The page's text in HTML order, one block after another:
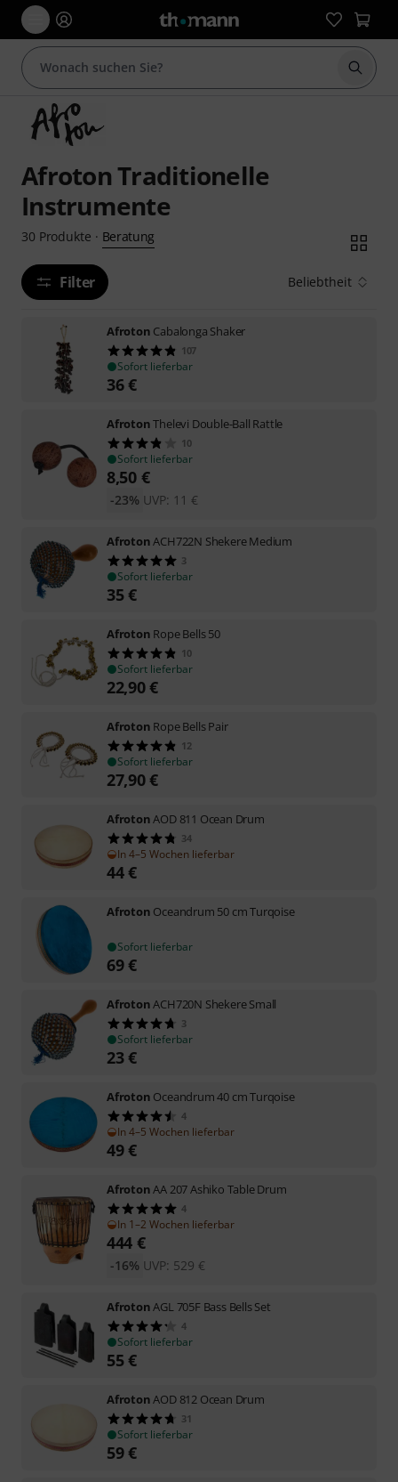
Suche
Afroton Traditionelle
Instrumente
30 Produkte · Beratung
Filter Beliebtheit
Afroton Cabalonga Shaker
107
Sofort lieferbar
36€
AfrotonThelevi Double-Ball Rattle
10
Sofort lieferbar
8,50 €
UVP: 11 €
-23%
AfrotonACH722N Shekere Medium
3
Sofort lieferbar
35€
Afroton Rope Bells 50
10
Sofort lieferbar
22,90€
Afroton Rope Bells Pair
12
Sofort lieferbar
27,90€
AfrotonAOD 811 Ocean Drum
34
In 4–5 Wochen lieferbar
44€
Afroton Oceandrum 50 cm Turqoise
Sofort lieferbar
69€
AfrotonACH720N Shekere Small
3
Sofort lieferbar
23€
Afroton Oceandrum 40 cm Turqoise
4
In 4–5 Wochen lieferbar
49€
AfrotonAA 207 Ashiko Table Drum
4
In 1–2 Wochen lieferbar
444 €
UVP: 529 €
-16%
AfrotonAGL 705F Bass Bells Set
4
Sofort lieferbar
55€
AfrotonAOD 812 Ocean Drum
31
Sofort lieferbar
59€